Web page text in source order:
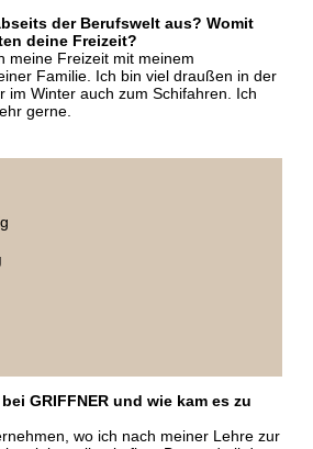
der Berufswelt aus? Womit
deine Freizeit?
meine Freizeit mit meinem
Familie. Ich bin viel draußen in der
im Winter auch zum Schifahren. Ich
gerne.
GRIFFNER und wie kam es zu
wo ich nach meiner Lehre zur